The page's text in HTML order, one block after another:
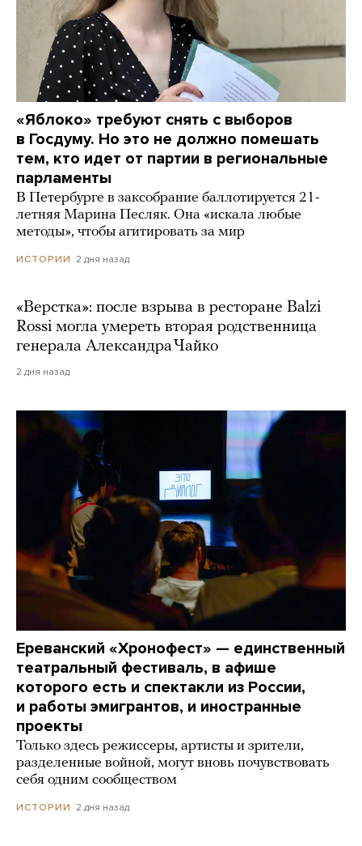
«Яблоко» требуют снять с выборов
в Госдуму. Но это не должно помешать
тем, кто идет от партии в региональные
парламенты
В Петербурге в заксобрание баллотируется 21-
летняя Марина Песляк. Она «искала любые
методы», чтобы агитировать за мир
ИСТОРИИ 2 дня назад
«Верстка»: после взрыва в ресторане Balzi
Rossi могла умереть вторая родственница
генерала Александра Чайко
2 дня назад
Ереванский «Хронофест» — единственный
театральный фестиваль, в афише
которого есть и спектакли из России,
и работы эмигрантов, и иностранные
проекты
Только здесь режиссеры, артисты и зрители,
разделенные войной, могут вновь почувствовать
себя одним сообществом
ИСТОРИИ 2 дня назад